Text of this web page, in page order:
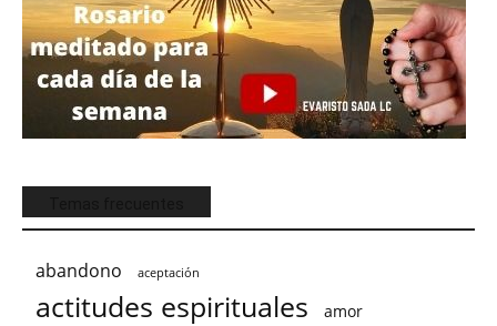
abandono aceptación
actitudes espirituales amor